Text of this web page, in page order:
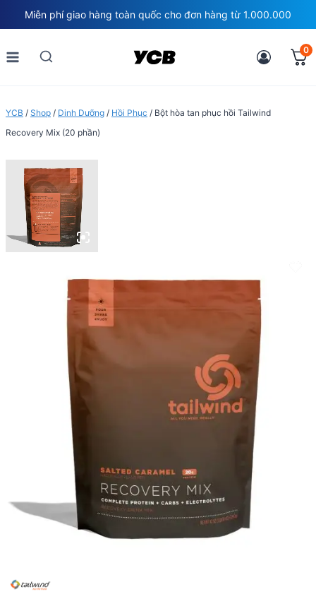
to
content
Miễn phí giao hàng toàn quốc cho đơn hàng từ 1.000.000
0
YCB / Shop / Dinh Dưỡng / Hồi Phục / Bột hòa tan phục hồi Tailwind
Recovery Mix (20 phần)